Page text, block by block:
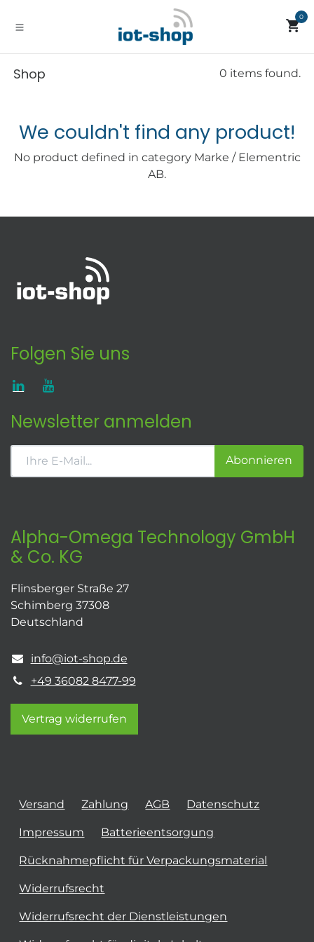
0
Shop 0 items found.
We couldn't find any product!
No product defined in category Marke / Elementric
AB.
Folgen Sie uns
Newsletter anmelden
Abonnieren
Alpha-Omega Technology GmbH
& Co. KG
Flinsberger Straße 27
Schimberg 37308
Deutschland
info@iot-shop.de
+49 36082 8477-99
Vertrag widerrufen
Versand Zahlung AGB Datenschutz
Impressum Batterieentsorgung
Rücknahmepflicht für Verpackungsmaterial
Widerrufsrecht
Widerrufsrecht der Dienstleistungen